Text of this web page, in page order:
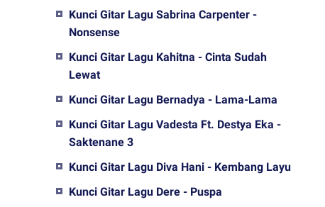
Kunci Gitar Lagu Sabrina Carpenter -
Nonsense
Kunci Gitar Lagu Kahitna - Cinta Sudah
Lewat
Kunci Gitar Lagu Bernadya - Lama-Lama
Kunci Gitar Lagu Vadesta Ft. Destya Eka -
Saktenane 3
Kunci Gitar Lagu Diva Hani - Kembang Layu
Kunci Gitar Lagu Dere - Puspa